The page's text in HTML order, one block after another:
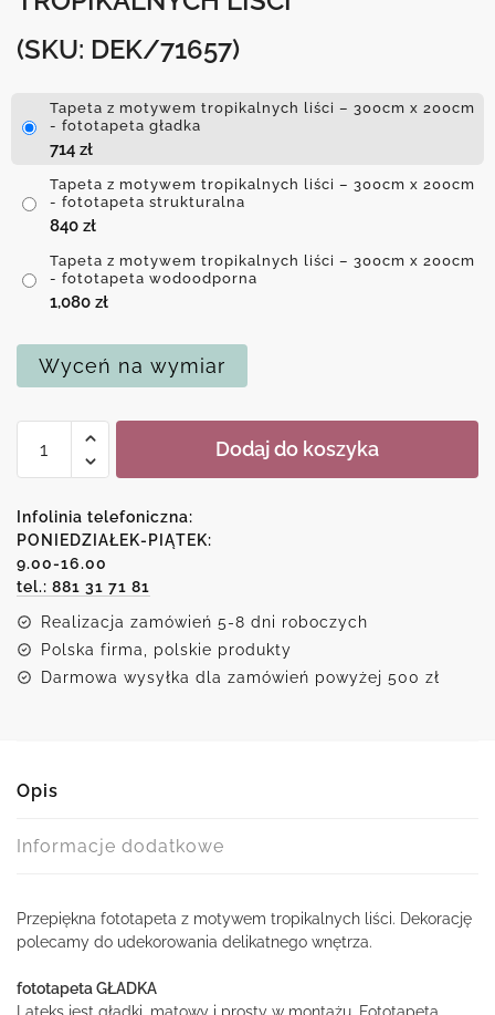
(SKU: DEK/71657)
Tapeta z motywem tropikalnych liści – 300cm x 200cm
- fototapeta gładka
714 zł
Tapeta z motywem tropikalnych liści – 300cm x 200cm
- fototapeta strukturalna
840 zł
Tapeta z motywem tropikalnych liści – 300cm x 200cm
- fototapeta wodoodporna
1,080 zł
Wyceń na wymiar
Tapeta
motywem
tropikalnych
liści
Dodaj do koszyka
Infolinia telefoniczna:
PONIEDZIAŁEK-PIĄTEK:
9.00-16.00
tel.: 881 31 71 81
Realizacja zamówień 5-8 dni roboczych
Polska firma, polskie produkty
Darmowa wysyłka dla zamówień powyżej 500 zł
Opis
Informacje dodatkowe
Przepiękna fototapeta z motywem tropikalnych liści. Dekorację
polecamy do udekorowania delikatnego wnętrza.
fototapeta GŁADKA